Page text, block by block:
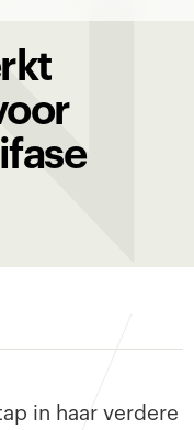
in haar verdere